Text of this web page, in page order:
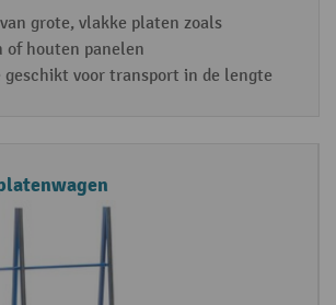
grote, vlakke platen zoals
of houten panelen
voor transport in de lengte